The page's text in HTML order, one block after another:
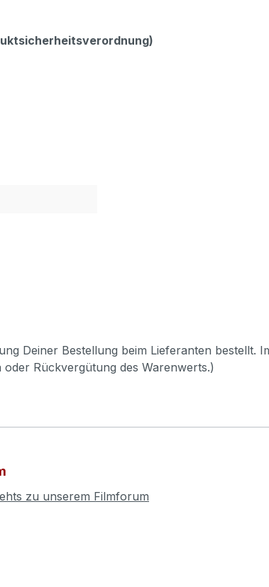
Deiner Bestellung beim Lieferanten bestellt.
Rückvergütung des Warenwerts.)
zu unserem Filmforum